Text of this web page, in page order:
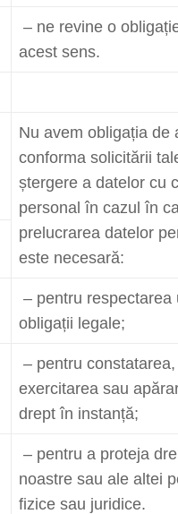
– ne revine o
acest sens.
Nu avem obligația de
conforma solicitării
ștergere a datelor cu
personal în cazul în
prelucrarea datelor
este necesară:
– pentru respectarea
obligații legale;
– pentru constatarea,
exercitarea sau
drept în instanță;
– pentru a proteja
noastre sau ale altei
fizice sau juridice.